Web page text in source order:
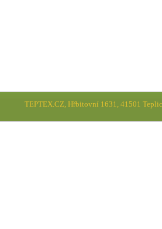
TEPTEX.CZ, Hřbitovní 1631, 41501